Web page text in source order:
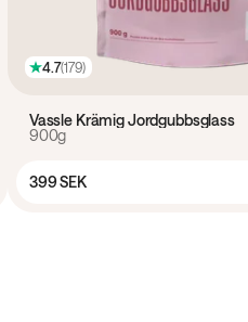
4.7(179)
Vassle Krämig Jordgubbsglass
900g
399 SEK